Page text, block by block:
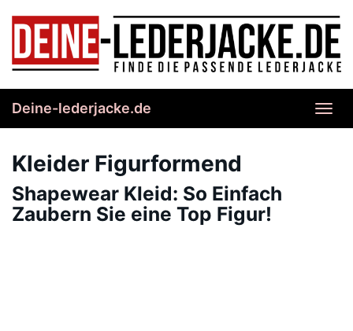
content
Deine-lederjacke.de
Kleider Figurformend
Shapewear Kleid: So Einfach
Zaubern Sie eine Top Figur!